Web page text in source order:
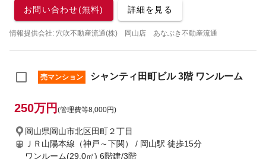
お問い合わせ(無料) 詳細を見る
情報提供会社: 穴吹不動産流通(株) 岡山店 あなぶき不動産流通
売マンション シャンティ田町ビル 3階 ワンルーム
250万円 (管理費等8,000円)
岡山県岡山市北区田町２丁目
ＪＲ山陽本線（神戸～下関） / 岡山駅 徒歩15分
ワンルーム(29.0㎡) 6階建/3階